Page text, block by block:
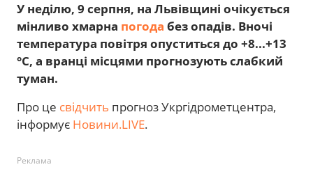
У неділю, 9 серпня, на Львівщині очікується
мінливо хмарна погода без опадів. Вночі
температура повітря опуститься до +8...+13
°C, а вранці місцями прогнозують слабкий
туман.
Про це свідчить прогноз Укргідрометцентра,
інформує Новини.LIVE.
Реклама